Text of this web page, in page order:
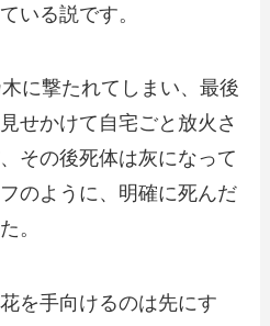
いる説です。
に撃たれてしまい、最後
せかけて自宅ごと放火さ
その後死体は灰になって
のように、明確に死んだ
。
を手向けるのは先にす